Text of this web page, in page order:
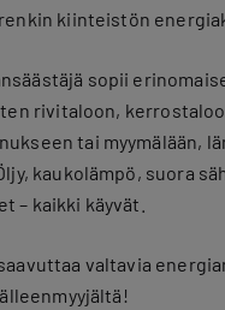
kiinteistön
sopii
rivitaloon,
tai myymälään,
kaukolämpö, suora
– kaikki käyvät.
valtavia